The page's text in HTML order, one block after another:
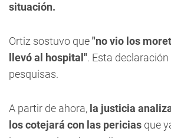
situación.
Ortiz sostuvo que"no vio los
llevó al hospital". Esta
pesquisas.
A partir de ahora, la justicia
los cotejará con las pericias que